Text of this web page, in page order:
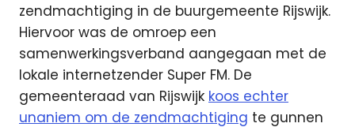
zendmachtiging in de buurgemeente Rijswijk.
Hiervoor was de omroep een
samenwerkingsverband aangegaan met de
lokale internetzender Super FM. De
gemeenteraad van Rijswijk koos echter
unaniem om de zendmachtiging te gunnen